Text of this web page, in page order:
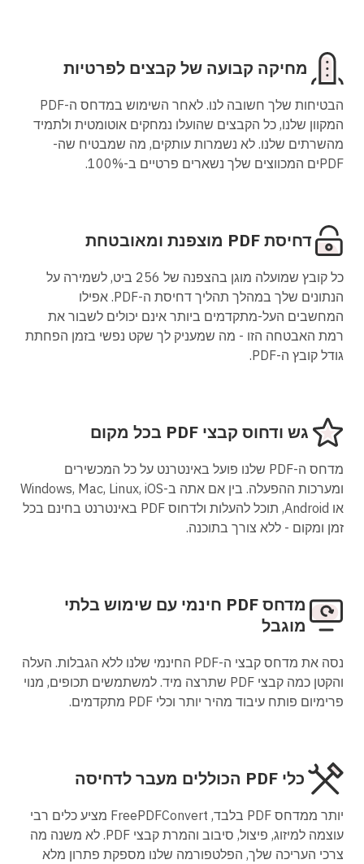
מחיקה קבועה של קבצים לפרטיות
הבטיחות שלך חשובה לנו. לאחר השימוש במדחס ה-PDF
המקוון שלנו, כל הקבצים שהועלו נמחקים אוטומטית ולתמיד
מהשרתים שלנו. לא נשמרות עותקים, מה שמבטיח שה-
PDFים המכווצים שלך נשארים פרטיים ב-100%.
דחיסת PDF מוצפנת ומאובטחת
כל קובץ שמועלה מוגן בהצפנה של 256 ביט, לשמירה על
הנתונים שלך במהלך תהליך דחיסת ה-PDF. אפילו
המחשבים העל-מתקדמים ביותר אינם יכולים לשבור את
רמת האבטחה הזו - מה שמעניק לך שקט נפשי בזמן הפחתת
גודל קובץ ה-PDF.
גש ודחוס קבצי PDF בכל מקום
מדחס ה-PDF שלנו פועל באינטרנט על כל המכשירים
ומערכות ההפעלה. בין אם אתה ב-Windows, Mac, Linux, iOS
או Android, תוכל להעלות ולדחוס PDF באינטרנט בחינם בכל
זמן ומקום - ללא צורך בתוכנה.
מדחס PDF חינמי עם שימוש בלתי
מוגבל
נסה את מדחס קבצי ה-PDF החינמי שלנו ללא הגבלות. העלה
והקטן כמה קבצי PDF שתרצה מיד. למשתמשים תכופים, מנוי
פרימיום פותח עיבוד מהיר יותר וכלי PDF מתקדמים.
כלי PDF הכוללים מעבר לדחיסה
יותר ממדחס PDF בלבד, FreePDFConvert מציע כלים רבי
עוצמה למיזוג, פיצול, סיבוב והמרת קבצי PDF. לא משנה מה
צרכי העריכה שלך, הפלטפורמה שלנו מספקת פתרון מלא